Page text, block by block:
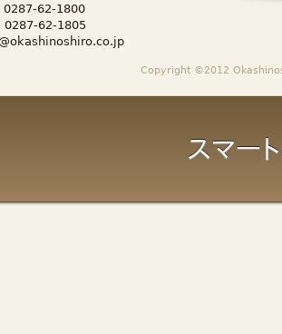
0287-62-1800
0287-62-1805
Copyright ©2012
スマー